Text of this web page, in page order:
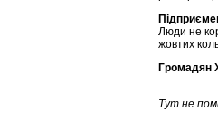
Люди не
жовтих
Громадян
Тут не